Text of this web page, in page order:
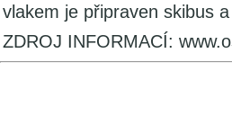
vlakem je připraven skibus
ZDROJ INFORMACÍ: